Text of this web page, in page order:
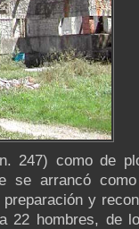
247) como de
se arrancó como
y
22 hombres, de